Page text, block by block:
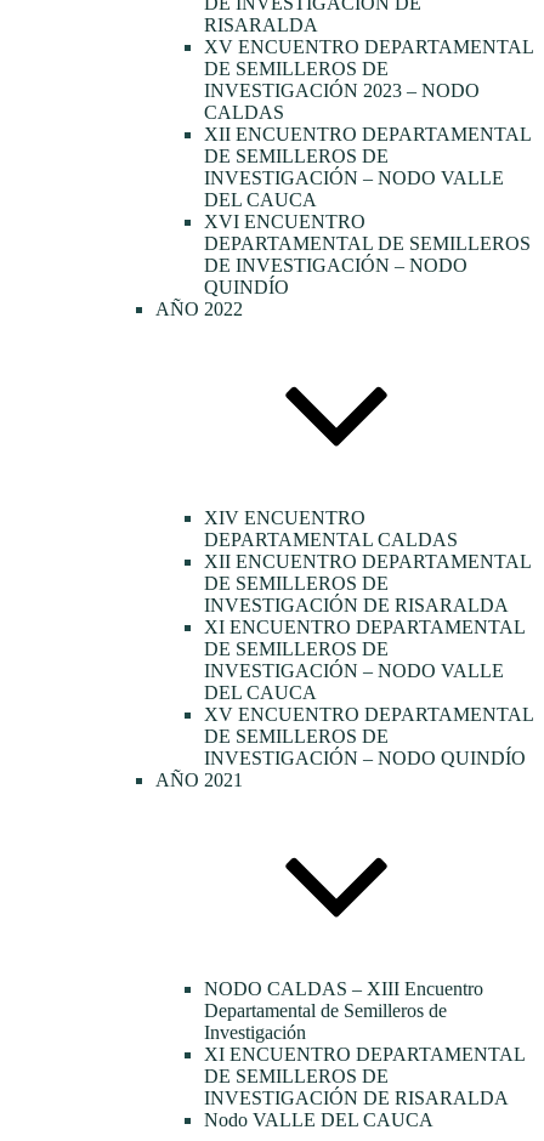
RISARALDA
XV ENCUENTRO DEPARTAMENTAL
DE SEMILLEROS DE
INVESTIGACIÓN 2023 – NODO
CALDAS
XII ENCUENTRO DEPARTAMENTAL
DE SEMILLEROS DE
INVESTIGACIÓN – NODO VALLE
DEL CAUCA
XVI ENCUENTRO
DEPARTAMENTAL DE SEMILLEROS
DE INVESTIGACIÓN – NODO
QUINDÍO
AÑO 2022
XIV ENCUENTRO
DEPARTAMENTAL CALDAS
XII ENCUENTRO DEPARTAMENTAL
DE SEMILLEROS DE
INVESTIGACIÓN DE RISARALDA
XI ENCUENTRO DEPARTAMENTAL
DE SEMILLEROS DE
INVESTIGACIÓN – NODO VALLE
DEL CAUCA
XV ENCUENTRO DEPARTAMENTAL
DE SEMILLEROS DE
INVESTIGACIÓN – NODO QUINDÍO
AÑO 2021
NODO CALDAS – XIII Encuentro
Departamental de Semilleros de
Investigación
XI ENCUENTRO DEPARTAMENTAL
DE SEMILLEROS DE
INVESTIGACIÓN DE RISARALDA
Nodo VALLE DEL CAUCA